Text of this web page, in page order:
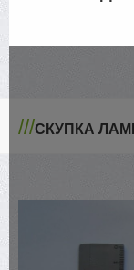
///СКУПКА